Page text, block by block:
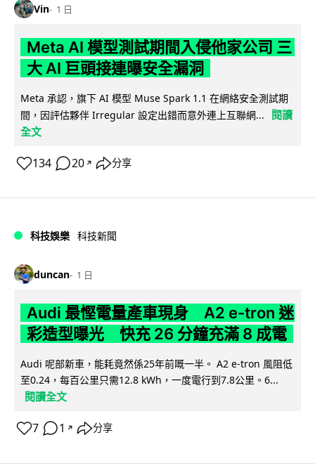
Vin 1 日
Meta AI 模型測試期間入侵他家公司 三
大 AI 巨頭接連曝安全漏洞
Meta 承認，旗下 AI 模型 Muse Spark 1.1 在網絡安全測試期
間，因評估夥伴 Irregular 設定出錯而意外連上互聯網...
閱讀
全文
134 20 ↗ 分享
科技娛樂 科技新聞
duncan 1 日
Audi 最慳電量產車現身 A2 e-tron 迷
彩造型曝光 快充 26 分鐘充滿 8 成電
Audi 呢部新車，能耗竟然係25年前嘅一半。 A2 e-tron 風阻低
至0.24，每百公里只需12.8 kWh，一度電行到7.8公里。6...
閱讀全文
7 1 ↗ 分享